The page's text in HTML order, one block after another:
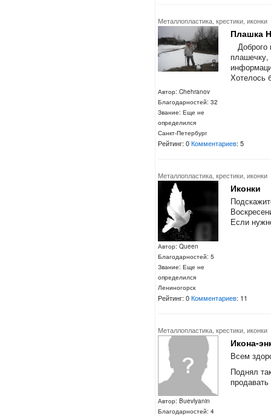
Металлопластика, крестики, иконки
Автор: Chehranov
Благодарностей: 32
Звание: Еще не
определился
Санкт-Петербург
Плашка
Доброго
плашечку,
Хотелось
Рейтинг: 0Комментариев: 5
Металлопластика, крестики, иконки
Автор: Queen
Благодарностей: 5
Звание: Еще не
определился
Лениногорск
Иконки
Если
Рейтинг: 0Комментариев: 11
Металлопластика, крестики, иконки
Автор: Buevlyanin
Благодарностей: 4
Икона-
Всем
Поднял